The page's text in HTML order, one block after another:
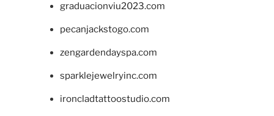
graduacionviu2023.com
pecanjackstogo.com
zengardendayspa.com
sparklejewelryinc.com
ironcladtattoostudio.com